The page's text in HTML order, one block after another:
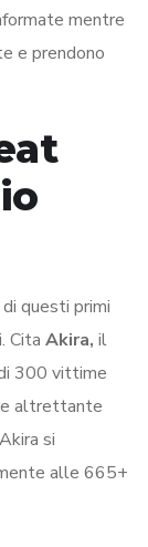
mentre
e prendono
questi primi
Cita Akira, il
300 vittime
altrettante
si
alle 665+